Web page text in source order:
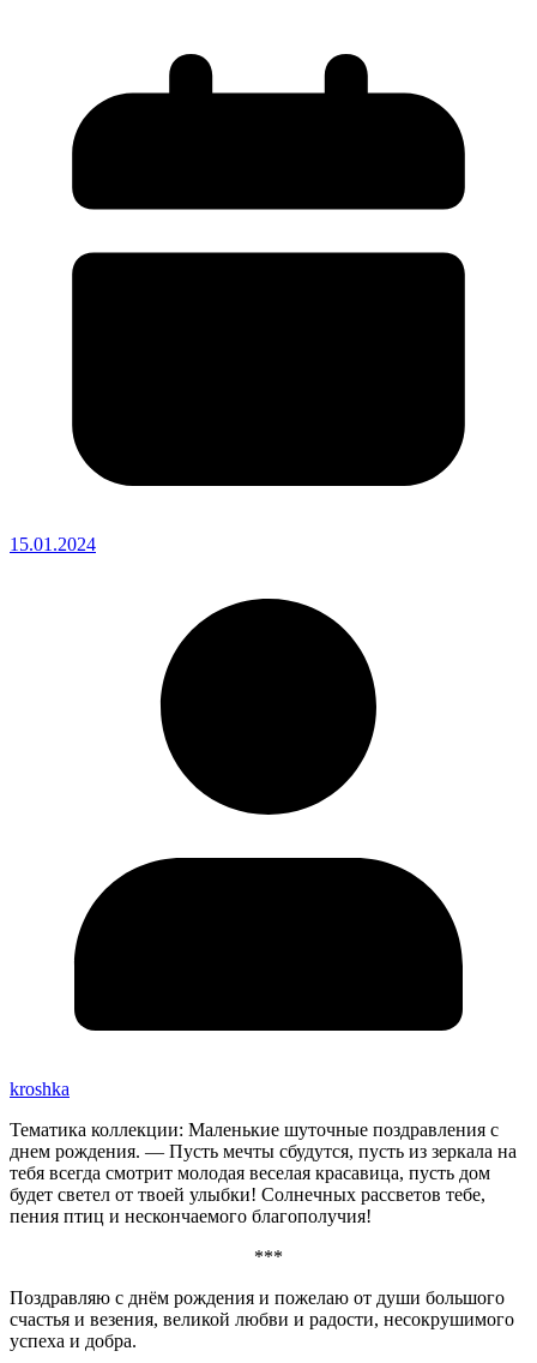
15.01.2024
kroshka
Тематика коллекции: Маленькие шуточные поздравления с
днем рождения. — Пусть мечты сбудутся, пусть из зеркала на
тебя всегда смотрит молодая веселая красавица, пусть дом
будет светел от твоей улыбки! Солнечных рассветов тебе,
пения птиц и нескончаемого благополучия!
***
Поздравляю с днём рождения и пожелаю от души большого
счастья и везения, великой любви и радости, несокрушимого
успеха и добра.